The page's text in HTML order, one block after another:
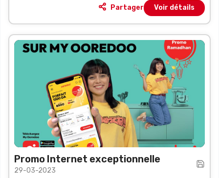
diffusée sur la chaine el Bilad TV.Partager Voir détails
Promo Internet exceptionnelle
29-03-2023